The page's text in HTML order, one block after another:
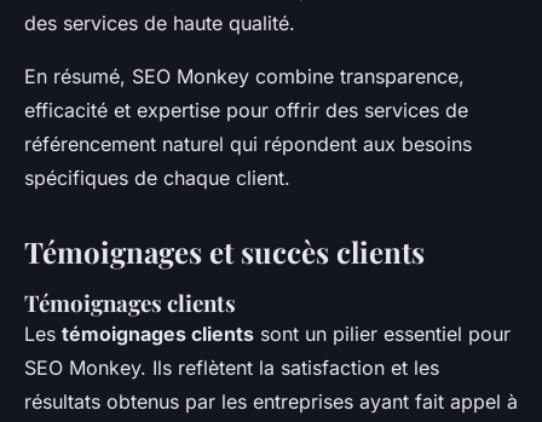
des services de haute qualité.
En résumé, SEO Monkey combine transparence,
efficacité et expertise pour offrir des services de
référencement naturel qui répondent aux besoins
spécifiques de chaque client.
Témoignages et succès clients
Témoignages clients
Les témoignages clients sont un pilier essentiel pour
SEO Monkey. Ils reflètent la satisfaction et les
résultats obtenus par les entreprises ayant fait appel à